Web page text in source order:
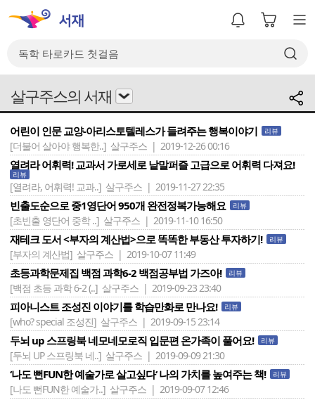
살구주스의 서재
어린이 인문 교양-아리스토텔레스가 들려주는 행복이야기 리뷰
[더불어 살아야 행복한..] 살구주스 | 2019-12-26 00:16
열려라 어휘력! 교과서 가로세로 낱말퍼즐 고급으로 어휘력 다져요!
리뷰
[열려라, 어휘력! 교과..] 살구주스 | 2019-11-27 22:35
빈출도순으로 중1영단어 950개 완전정복가능해요 리뷰
[초빈출 영단어 중학 ..] 살구주스 | 2019-11-10 16:50
재테크 도서 <부자의 계산법>으로 똑똑한 부동산 투자하기! 리뷰
[부자의 계산법] 살구주스 | 2019-10-07 11:49
초등과학문제집 백점 과학6-2 백점공부법 가즈아! 리뷰
[백점 초등 과학 6-2 (..] 살구주스 | 2019-09-23 23:40
피아니스트 조성진 이야기를 학습만화로 만나요! 리뷰
[who? special 조성진] 살구주스 | 2019-09-15 23:14
두뇌 up 스프링북 네모네모로직 입문편 온가족이 풀어요! 리뷰
[두뇌 UP 스프링북 네..] 살구주스 | 2019-09-09 21:30
‘나도 뻔FUN한 예술가로 살고싶다‘ 나의 가치를 높여주는 책! 리뷰
[나도 뻔FUN한 예술가..] 살구주스 | 2019-09-07 12:46